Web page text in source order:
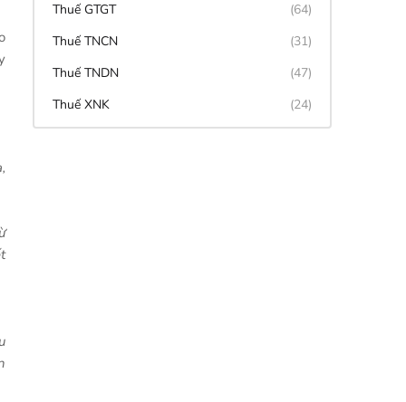
Thuế GTGT
(64)
Thuế TNCN
(31)
Thuế TNDN
(47)
Thuế XNK
(24)